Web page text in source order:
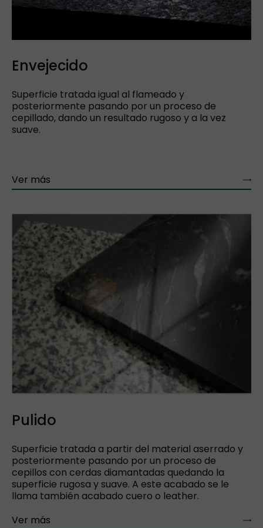
Envejecido
Superficie tratada igual al flameado y
posteriormente pasando por un proceso de
cepillado, dando un resultado rugoso y a la vez
suave.
Ver más
Pulido
Superficie tratada a partir del material aserrado y
posteriormente pasando por un proceso de
cepillos con cerdas diamantadas quedando la
superficie rugosa y suave. A este acabado se le
llama también acabado cuero o leather.
Ver más